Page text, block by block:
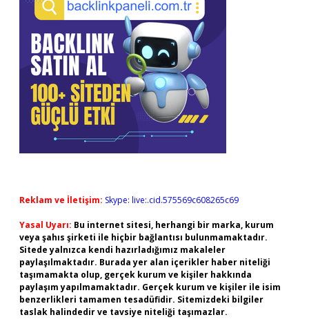
Reklam ve İletişim: Skype: live:.cid.575569c608265c69
Yasal Uyarı: Bu internet sitesi, herhangi bir marka, kurum
veya şahıs şirketi ile hiçbir bağlantısı bulunmamaktadır.
Sitede yalnızca kendi hazırladığımız makaleler
paylaşılmaktadır. Burada yer alan içerikler haber niteliği
taşımamakta olup, gerçek kurum ve kişiler hakkında
paylaşım yapılmamaktadır. Gerçek kurum ve kişiler ile isim
benzerlikleri tamamen tesadüfidir. Sitemizdeki bilgiler
taslak halindedir ve tavsiye niteliği taşımazlar.